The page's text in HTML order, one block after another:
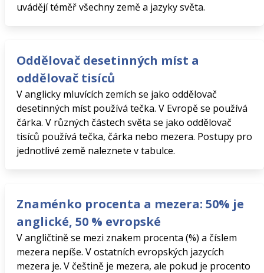
uvádějí téměř všechny země a jazyky světa.
Oddělovač desetinných míst a
oddělovač tisíců
V anglicky mluvících zemích se jako oddělovač
desetinných míst používá tečka. V Evropě se používá
čárka. V různých částech světa se jako oddělovač
tisíců používá tečka, čárka nebo mezera. Postupy pro
jednotlivé země naleznete v tabulce.
Znaménko procenta a mezera: 50% je
anglické, 50 % evropské
V angličtině se mezi znakem procenta (%) a číslem
mezera nepíše. V ostatních evropských jazycích
mezera je. V češtině je mezera, ale pokud je procento